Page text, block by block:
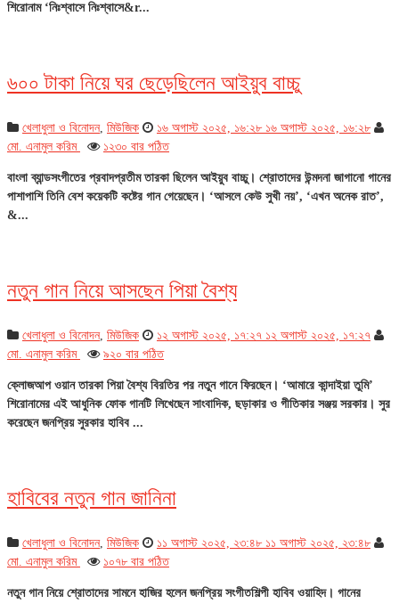
শিরোনাম ‘নিঃশ্বাসে নিঃশ্বাসে&r...
৬০০ টাকা নিয়ে ঘর ছেড়েছিলেন আইয়ুব বাচ্চু
খেলাধুলা ও বিনোদন, মিউজিক ১৬ অগাস্ট ২০২৫, ১৬:২৮ ১৬ অগাস্ট ২০২৫, ১৬:২৮
মো. এনামুল করিম
১২৩০ বার পঠিত
বাংলা ব্যান্ডসংগীতের প্রবাদপ্রতীম তারকা ছিলেন আইয়ুব বাচ্চু। শ্রোতাদের উন্মদনা জাগানো গানের
পাশাপাশি তিনি বেশ কয়েকটি কষ্টের গান গেয়েছেন। ‘আসলে কেউ সুখী নয়’, ‘এখন অনেক রাত’,
&...
নতুন গান নিয়ে আসছেন পিয়া বৈশ্য
খেলাধুলা ও বিনোদন, মিউজিক ১২ অগাস্ট ২০২৫, ১৭:২৭ ১২ অগাস্ট ২০২৫, ১৭:২৭
মো. এনামুল করিম
৯২০ বার পঠিত
ক্লোজআপ ওয়ান তারকা পিয়া বৈশ্য বিরতির পর নতুন গানে ফিরছেন। ‘আমারে কান্দাইয়া তুমি’
শিরোনামের এই আধুনিক ফোক গানটি লিখেছেন সাংবাদিক, ছড়াকার ও গীতিকার সঞ্জয় সরকার। সুর
করেছেন জনপ্রিয় সুরকার হাবিব ...
হাবিবের নতুন গান জানিনা
খেলাধুলা ও বিনোদন, মিউজিক ১১ অগাস্ট ২০২৫, ২৩:৪৮ ১১ অগাস্ট ২০২৫, ২৩:৪৮
মো. এনামুল করিম
১০৭৮ বার পঠিত
নতুন গান নিয়ে শ্রোতাদের সামনে হাজির হলেন জনপ্রিয় সংগীতশিল্পী হাবিব ওয়াহিদ। গানের